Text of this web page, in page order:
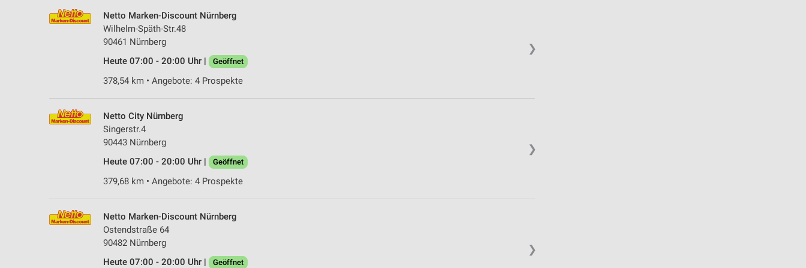
❯
Netto Marken-Discount Nürnberg
Wilhelm-Späth-Str.48
90461 Nürnberg
Heute 07:00 - 20:00 Uhr |
Geöffnet
378,54 km • Angebote: 4 Prospekte
❯
Netto City Nürnberg
Singerstr.4
90443 Nürnberg
Heute 07:00 - 20:00 Uhr |
Geöffnet
379,68 km • Angebote: 4 Prospekte
❯
Netto Marken-Discount Nürnberg
Ostendstraße 64
90482 Nürnberg
Heute 07:00 - 20:00 Uhr |
Geöffnet